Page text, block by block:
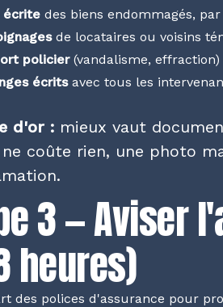
écrite des biens endommagés,
de locataires ou voisins
policier(vandalisme,
écritsavec tous les
d'or : mieux vaut
coûte rien, une photo
3 — Aviser
heures)
des polices d'assurance pour